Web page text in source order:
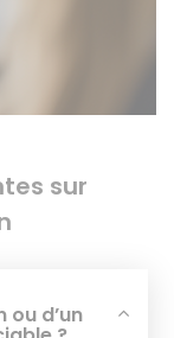
sur
ou d’un